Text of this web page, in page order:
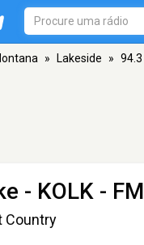
» Lakeside » 94.3
- KOLK -
Country